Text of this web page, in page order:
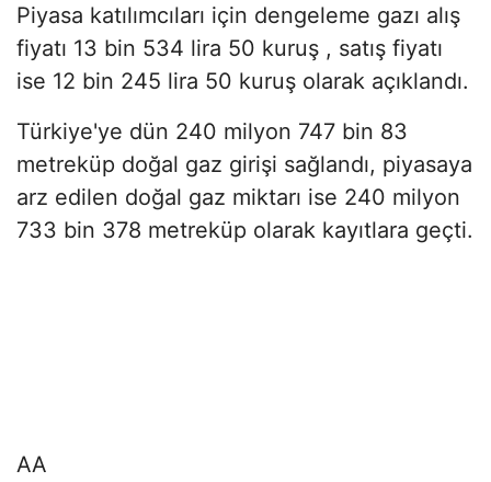
Piyasa katılımcıları için dengeleme gazı alış
fiyatı 13 bin 534 lira 50 kuruş , satış fiyatı
ise 12 bin 245 lira 50 kuruş olarak açıklandı.
Türkiye'ye dün 240 milyon 747 bin 83
metreküp doğal gaz girişi sağlandı, piyasaya
arz edilen doğal gaz miktarı ise 240 milyon
733 bin 378 metreküp olarak kayıtlara geçti.
AA